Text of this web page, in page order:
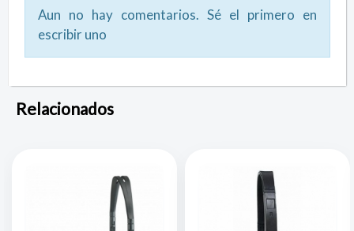
Aun no hay comentarios. Sé el primero en
escribir uno
Relacionados